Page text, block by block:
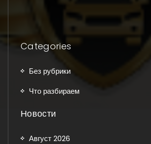
Categories
Без рубрики
Что разбираем
Новости
Август 2026